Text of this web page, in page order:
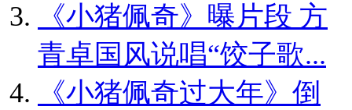
《小猪佩奇》曝片段 方
青卓国风说唱“饺子歌...
《小猪佩奇过大年》倒